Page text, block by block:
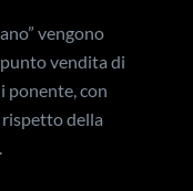
vengono
vendita di
ponente, con
rispetto della